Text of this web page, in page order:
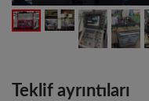
Teklif ayrıntıları